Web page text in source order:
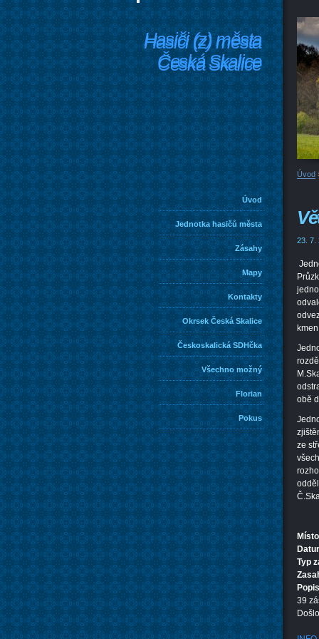
Hasiči (z) města
Česká Skalice
Hasiči (z) města
Česká Skalice
Úvod
Jednotka hasičů města
Zásahy
Mapy
Kontakty
Okrsek Česká Skalice
Českoskalická SDHčka
Všechno možný
Florian
Pokus
Úvod
23. 7.
obě
ze
Typ
39